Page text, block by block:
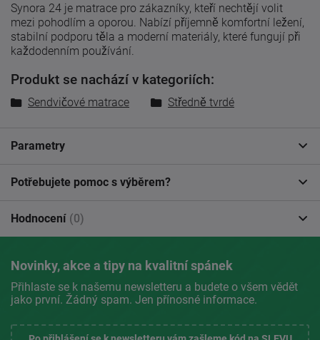
Synora 24 je matrace pro zákazníky, kteří nechtějí volit
mezi pohodlím a oporou. Nabízí příjemně komfortní ležení,
stabilní podporu těla a moderní materiály, které fungují při
každodenním používání.
Produkt se nachází v kategoriích:
Sendvičové matrace Středně tvrdé
Parametry
Potřebujete pomoc s výběrem?
Hodnocení (0)
Novinky, akce a tipy na kvalitní spánek
Přihlaste se k našemu newsletteru a budete o všem vědět
jako první. Žádný spam. Jen přínosné informace.